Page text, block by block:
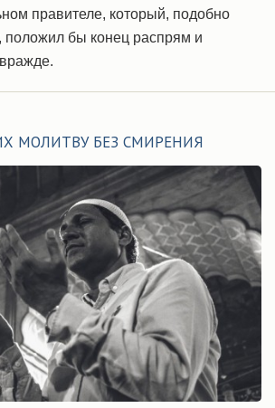
правителе, который, подобно
положил бы конец распрям и
МОЛИТВУ БЕЗ СМИРЕНИЯ